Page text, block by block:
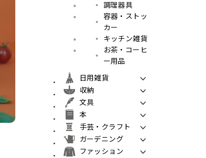
調理器具
容器・ストッ
カー
キッチン雑貨
お茶・コーヒ
ー用品
日用雑貨
収納
文具
本
手芸・クラフト
ガーデニング
ファッション